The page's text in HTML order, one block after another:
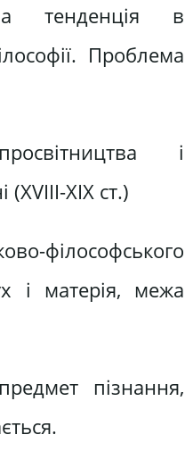
тенденція в
Проблема
і
ХІХ ст.)
філософського
і матерія, межа
пізнання,